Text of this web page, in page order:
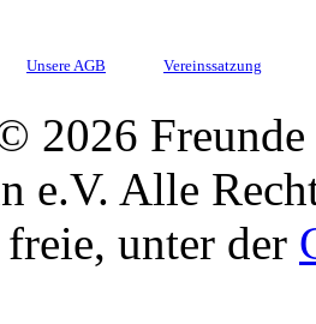
Unsere AGB Vereinssatzung
2026
e.V. Alle
unter der